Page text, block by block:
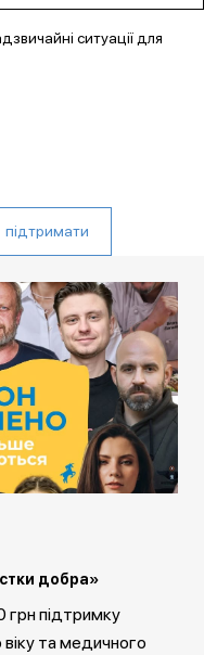
ситуації для
підтримати
добра»
підтримку
та медичного